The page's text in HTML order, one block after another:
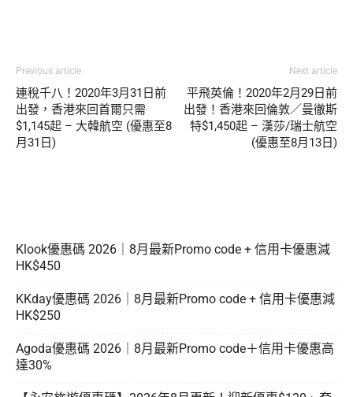
Previous article
連稅千八！2020年3月31日前
出發，香港來回首爾只需
$1,145起 – 大韓航空 (優惠至8
月31日)
Next article
平飛英倫！2020年2月29日前
出發！香港來回倫敦／曼徹斯
特$1,450起 – 漢莎/瑞士航空
(優惠至8月13日)
Klook優惠碼 2026｜8月最新Promo code + 信用卡優惠減
HK$450
KKday優惠碼 2026｜8月最新Promo code + 信用卡優惠減
HK$250
Agoda優惠碼 2026｜8月最新Promo code＋信用卡優惠高
達30%